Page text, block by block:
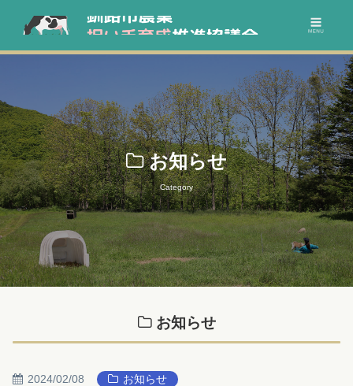
お知らせ
Category
お知らせ
2024/02/08 お知らせ